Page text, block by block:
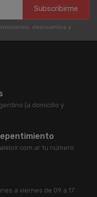
Subscribirme
descuentos y
(a domicilio y
tu número
a viernes de 09 a 17